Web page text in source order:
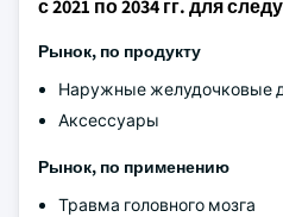
с 2021 по 2034 гг. для
Рынок, по продукту
Наружные желудочковые
Аксессуары
Рынок, по применению
Травма головного мозга